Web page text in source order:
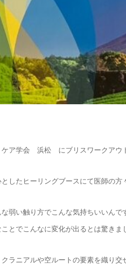
ケア学会 浜松 にブリスワークアウ
としたヒーリングブースにて医師の
な弱い触り方でこんな気持ちいいんで
ことでこんなに変化が出るとは驚きま
クラニアルや空ルートの要素を織り